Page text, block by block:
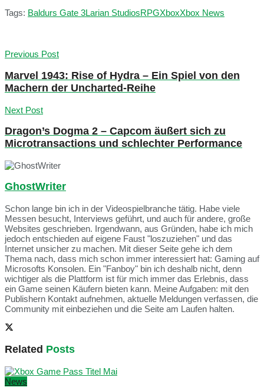
Tags: Baldurs Gate 3Larian StudiosRPGXboxXbox News
Previous Post
Marvel 1943: Rise of Hydra – Ein Spiel von den
Machern der Uncharted-Reihe
Next Post
Dragon’s Dogma 2 – Capcom äußert sich zu
Microtransactions und schlechter Performance
GhostWriter
Schon lange bin ich in der Videospielbranche tätig. Habe viele
Messen besucht, Interviews geführt, und auch für andere, große
Websites geschrieben. Irgendwann, aus Gründen, habe ich mich
jedoch entschieden auf eigene Faust "loszuziehen" und das
Internet unsicher zu machen. Mit dieser Seite gehe ich dem
Thema nach, dass mich schon immer interessiert hat: Gaming auf
Microsofts Konsolen. Ein "Fanboy" bin ich deshalb nicht, denn
wichtiger als die Plattform ist für mich immer das Erlebnis, dass
ein Game seinen Käufern bieten kann. Meine Aufgaben: mit den
Publishern Kontakt aufnehmen, aktuelle Meldungen verfassen, die
Community mit einbeziehen und die Seite am Laufen halten.
Related Posts
News